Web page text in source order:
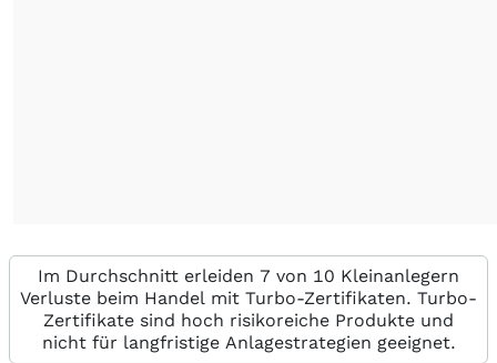
Im Durchschnitt erleiden 7 von 10 Kleinanlegern
Verluste beim Handel mit Turbo-Zertifikaten. Turbo-
Zertifikate sind hoch risikoreiche Produkte und
nicht für langfristige Anlagestrategien geeignet.